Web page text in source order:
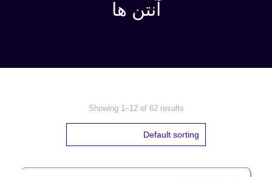
آنتن ها
Showing 1–12 of 62 results